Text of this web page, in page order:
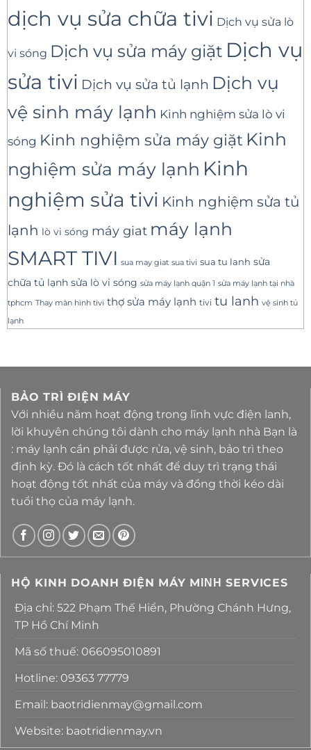
dịch vụ sửa chữa tivi Dịch vụ sửa lò
vi sóng Dịch vụ sửa máy giặt Dịch vụ
sửa tivi Dịch vụ sửa tủ lạnh Dịch vụ
vệ sinh máy lạnh Kinh nghiệm sửa lò vi
sóng Kinh nghiệm sửa máy giặt Kinh
nghiệm sửa máy lạnh Kinh
nghiệm sửa tivi Kinh nghiệm sửa tủ
lạnh lò vi sóng máy giat máy lạnh
SMART TIVI sua may giat sua tivi sua tu lanh sửa
chữa tủ lạnh sửa lò vi sóng sửa máy lạnh quận 1 sửa máy lạnh tại nhà
tphcm Thay màn hình tivi thợ sửa máy lạnh tivi tu lanh vệ sinh tủ
lạnh
BẢO TRÌ ĐIỆN MÁY
Với nhiều năm hoạt động trong lĩnh vực điện lanh,
lời khuyên chúng tôi dành cho máy lạnh nhà Bạn là
: máy lạnh cần phải được rửa, vệ sinh, bảo trì theo
định kỳ. Đó là cách tốt nhất để duy trì trạng thái
hoạt động tốt nhất của máy và đồng thời kéo dài
tuổi thọ của máy lạnh.
HỘ KINH DOANH ĐIỆN MÁY MΙΝΗ SERVICES
Địa chỉ: 522 Phạm Thế Hiển, Phường Chánh Hưng,
TP Hồ Chí Minh
Mã số thuế: 066095010891
Hotline: 09363 77779
Email: baotridienmay@gmail.com
Website: baotridienmay.vn